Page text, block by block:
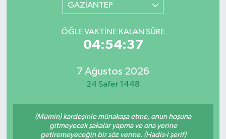
GAZİANTEP
ÖĞLE VAKTINE KALAN SÜRE
04:54:37
7 Ağustos 2026
24 Safer 1448
(Mümin) kardeşinle münakaşa etme, onun hoşuna
gitmeyecek şakalar yapma ve ona yerine
getiremeyeceğin bir söz verme. (Hadis-i şerif)